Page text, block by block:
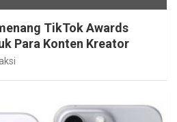
TikTok Awards
Para Konten Kreator